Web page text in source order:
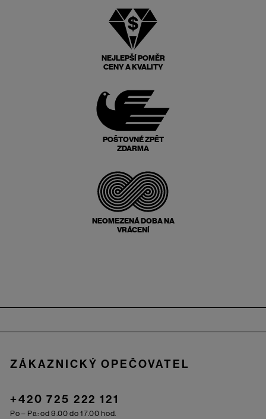
NEJLEPŠÍ POMĚR
CENY A KVALITY
POŠTOVNÉ ZPĚT
ZDARMA
NEOMEZENÁ DOBA NA
VRÁCENÍ
ZÁKAZNICKÝ OPEČOVATEL
+420 725 222 121
Po – Pá: od 9.00 do 17.00 hod.